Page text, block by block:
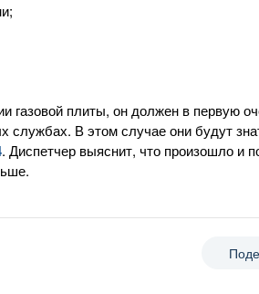
газовой плиты, он должен в первую
службах. В этом случае они будут
. Диспетчер выяснит, что произошло и